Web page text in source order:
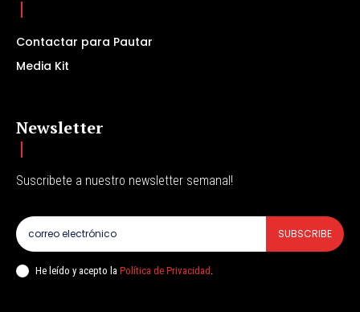
Contactar para Pautar
Media Kit
Newsletter
Suscribete a nuestro newsletter semanal!
SUBSCRIBE
He leído y acepto la Política de Privacidad